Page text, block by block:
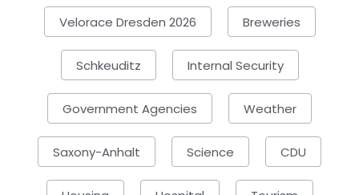
Velorace Dresden 2026 Breweries
Schkeuditz Internal Security
Government Agencies Weather
Saxony-Anhalt Science CDU